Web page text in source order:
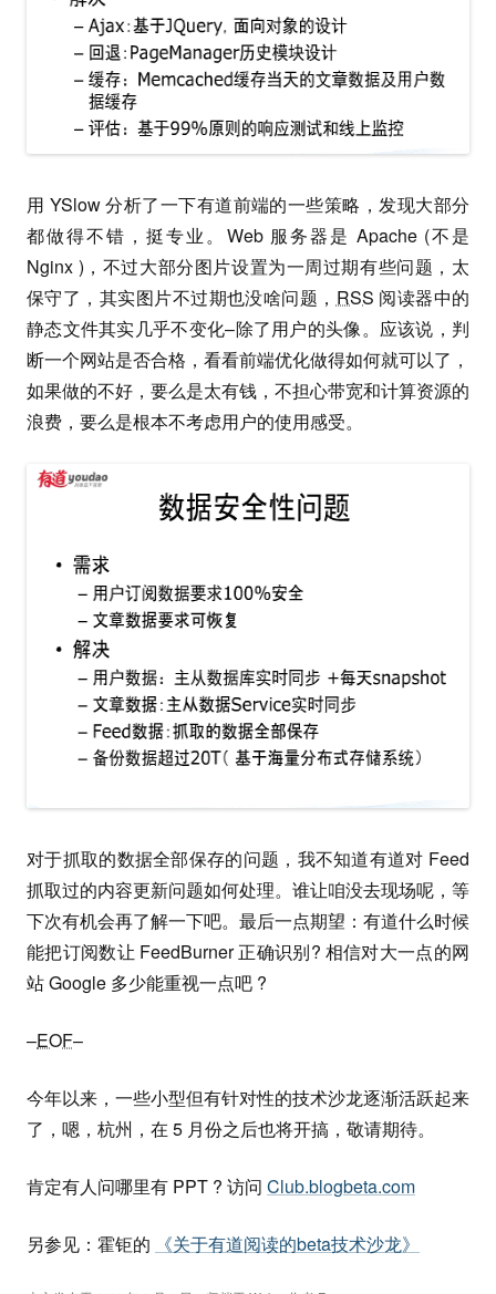
用 YSlow 分析了一下有道前端的一些策略，发现大部分
都做得不错，挺专业。Web 服务器是 Apache (不是
Nginx )，不过大部分图片设置为一周过期有些问题，太
保守了，其实图片不过期也没啥问题， RSS 阅读器中的
静态文件其实几乎不变化–除了用户的头像。应该说，判
断一个网站是否合格，看看前端优化做得如何就可以了，
如果做的不好，要么是太有钱，不担心带宽和计算资源的
浪费，要么是根本不考虑用户的使用感受。
对于抓取的数据全部保存的问题，我不知道有道对 Feed
抓取过的内容更新问题如何处理。谁让咱没去现场呢，等
下次有机会再了解一下吧。最后一点期望：有道什么时候
能把订阅数让 FeedBurner 正确识别? 相信对大一点的网
站 Google 多少能重视一点吧 ?
–EOF–
今年以来，一些小型但有针对性的技术沙龙逐渐活跃起来
了，嗯，杭州，在 5 月份之后也将开搞，敬请期待。
肯定有人问哪里有 PPT ? 访问 Club.blogbeta.com
另参见：霍钜的 《关于有道阅读的beta技术沙龙》